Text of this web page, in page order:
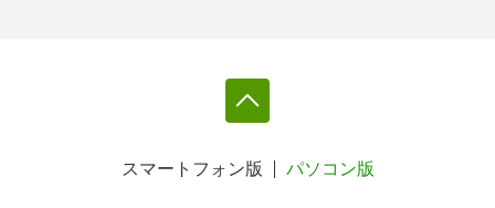
スマートフォン版 パソコン版